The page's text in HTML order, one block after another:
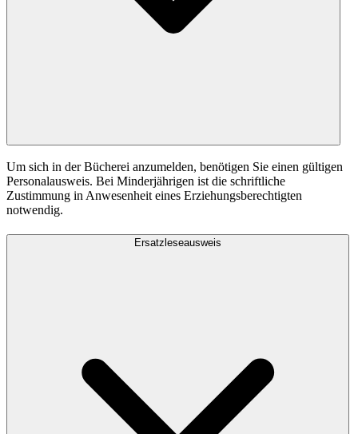
Um sich in der Bücherei anzumelden, benötigen Sie einen gültigen
Personalausweis. Bei Minderjährigen ist die schriftliche
Zustimmung in Anwesenheit eines Erziehungsberechtigten
notwendig.
Ersatzleseausweis